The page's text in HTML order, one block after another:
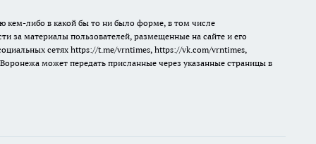
кем-либо в какой бы то ни было форме, в том числе
за материалы пользователей, размещенные на сайте и его
сетях https://t.me/vrntimes, https://vk.com/vrntimes,
может передать присланные через указанные страницы в